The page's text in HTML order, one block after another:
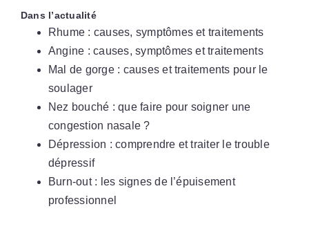
Dans l’actualité
Rhume : causes, symptômes et traitements
Angine : causes, symptômes et traitements
Mal de gorge : causes et traitements pour le
soulager
Nez bouché : que faire pour soigner une
congestion nasale ?
Dépression : comprendre et traiter le trouble
dépressif
Burn-out : les signes de l’épuisement
professionnel